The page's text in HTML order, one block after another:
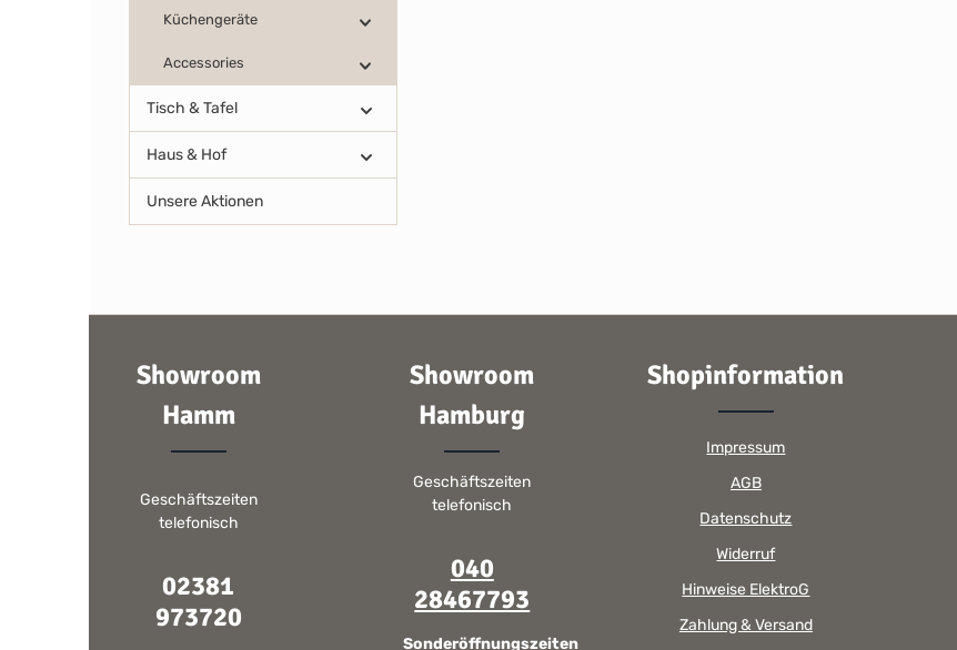
Küchengeräte
Accessories
Tisch & Tafel
Haus & Hof
Unsere Aktionen
Showroom
Hamm
Geschäftszeiten
telefonisch
02381
973720
Showroom
Hamburg
Geschäftszeiten
telefonisch
040
28467793
Sonderöffnungszeiten
Shopinformation
Impressum
AGB
Datenschutz
Widerruf
Hinweise ElektroG
Zahlung & Versand